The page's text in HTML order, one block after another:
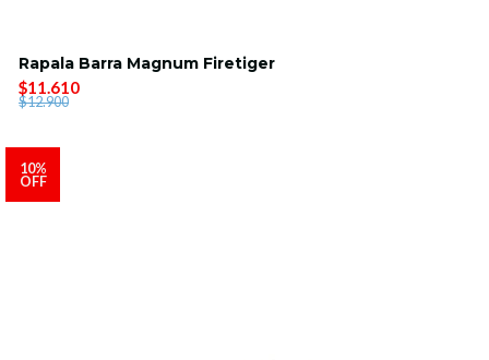
Rapala Barra Magnum Firetiger
$11.610
$12.900
10%
OFF